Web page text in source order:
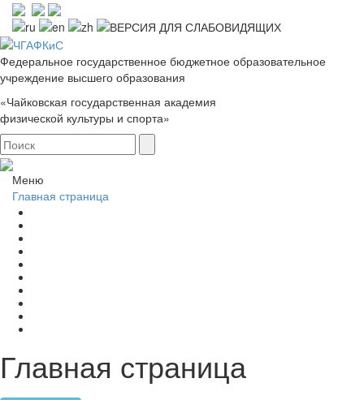
Федеральное государственное бюджетное образовательное
учреждение высшего образования
«Чайковская государственная академия
физической культуры и спорта»
Меню
Главная страница
Главная страница